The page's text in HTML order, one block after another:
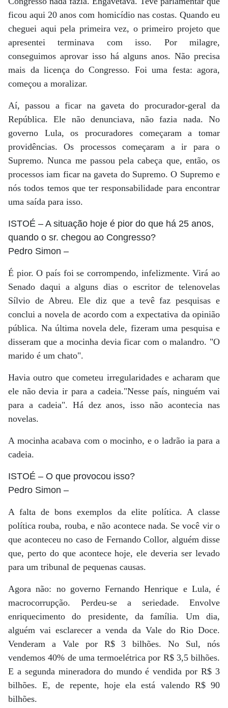
ficou aqui 20 anos com homicídio nas costas. Quando eu
cheguei aqui pela primeira vez, o primeiro projeto que
apresentei terminava com isso. Por milagre,
conseguimos aprovar isso há alguns anos. Não precisa
mais da licença do Congresso. Foi uma festa: agora,
começou a moralizar.
Aí, passou a ficar na gaveta do procurador-geral da
República. Ele não denunciava, não fazia nada. No
governo Lula, os procuradores começaram a tomar
providências. Os processos começaram a ir para o
Supremo. Nunca me passou pela cabeça que, então, os
processos iam ficar na gaveta do Supremo. O Supremo e
nós todos temos que ter responsabilidade para encontrar
uma saída para isso.
ISTOÉ – A situação hoje é pior do que há 25 anos,
quando o sr. chegou ao Congresso?
Pedro Simon –
É pior. O país foi se corrompendo, infelizmente. Virá ao
Senado daqui a alguns dias o escritor de telenovelas
Sílvio de Abreu. Ele diz que a tevê faz pesquisas e
conclui a novela de acordo com a expectativa da opinião
pública. Na última novela dele, fizeram uma pesquisa e
disseram que a mocinha devia ficar com o malandro. "O
marido é um chato".
Havia outro que cometeu irregularidades e acharam que
ele não devia ir para a cadeia."Nesse país, ninguém vai
para a cadeia". Há dez anos, isso não acontecia nas
novelas.
A mocinha acabava com o mocinho, e o ladrão ia para a
cadeia.
ISTOÉ – O que provocou isso?
Pedro Simon –
A falta de bons exemplos da elite política. A classe
política rouba, rouba, e não acontece nada. Se você vir o
que aconteceu no caso de Fernando Collor, alguém disse
que, perto do que acontece hoje, ele deveria ser levado
para um tribunal de pequenas causas.
Agora não: no governo Fernando Henrique e Lula, é
macrocorrupção. Perdeu-se a seriedade. Envolve
enriquecimento do presidente, da família. Um dia,
alguém vai esclarecer a venda da Vale do Rio Doce.
Venderam a Vale por R$ 3 bilhões. No Sul, nós
vendemos 40% de uma termoelétrica por R$ 3,5 bilhões.
E a segunda mineradora do mundo é vendida por R$ 3
bilhões. E, de repente, hoje ela está valendo R$ 90
bilhões.